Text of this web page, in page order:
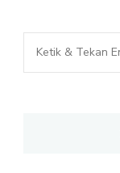
Mencari
Sesuatu?